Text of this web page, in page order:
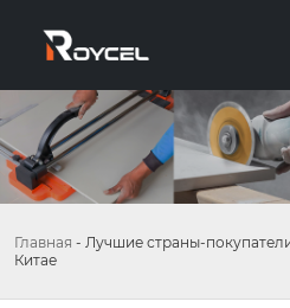
Главная - Лучшие страны-
Китае